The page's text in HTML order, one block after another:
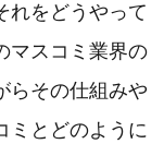
れをどうやって
マスコミ業界の
らその仕組みや
ミとどのように